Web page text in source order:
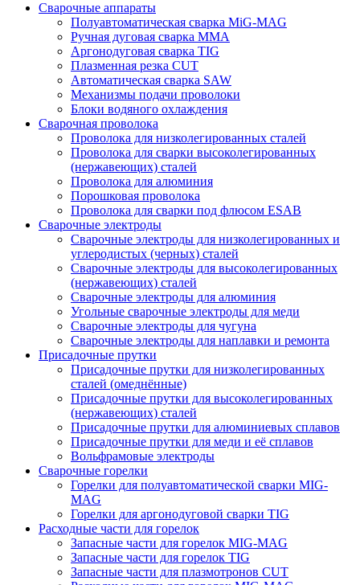
Сварочные аппараты
Полуавтоматическая сварка MiG-MAG
Ручная дуговая сварка MMA
Аргонодуговая сварка TIG
Плазменная резка CUT
Автоматическая сварка SAW
Механизмы подачи проволоки
Блоки водяного охлаждения
Сварочная проволока
Проволока для низколегированных сталей
Проволока для сварки высоколегированных
(нержавеющих) сталей
Проволока для алюминия
Порошковая проволока
Проволока для сварки под флюсом ESAB
Сварочные электроды
Сварочные электроды для низколегированных и
углеродистых (черных) сталей
Сварочные электроды для высоколегированных
(нержавеющих) сталей
Сварочные электроды для алюминия
Угольные сварочные электроды для меди
Сварочные электроды для чугуна
Сварочные электроды для наплавки и ремонта
Присадочные прутки
Присадочные прутки для низколегированных
сталей (омеднённые)
Присадочные прутки для высоколегированных
(нержавеющих) сталей
Присадочные прутки для алюминиевых сплавов
Присадочные прутки для меди и её сплавов
Вольфрамовые электроды
Сварочные горелки
Горелки для полуавтоматической сварки MIG-
MAG
Горелки для аргонодуговой сварки TIG
Расходные части для горелок
Запасные части для горелок MIG-MAG
Запасные части для горелок TIG
Запасные части для плазмотронов CUT